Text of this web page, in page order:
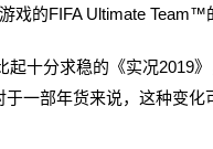
戏的FIFA Ultimate Team™
十分求稳的《实况2019》
一部年货来说，这种变化